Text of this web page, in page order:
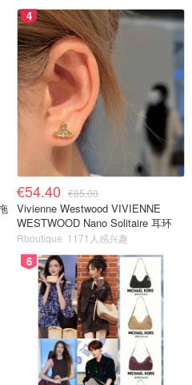
4
€54.40 €85.00
Vivienne Westwood VIVIENNE
WESTWOOD Nano Solitaire 耳环
Rboutique 1171人感兴趣
6